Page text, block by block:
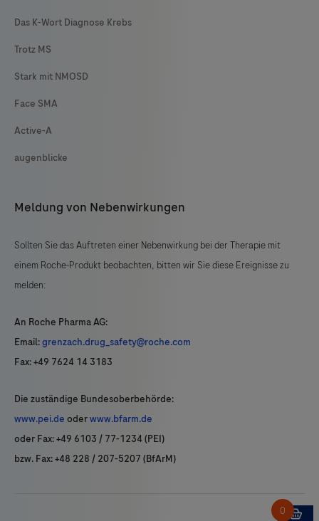
Das K-Wort Diagnose Krebs
Trotz MS
Stark mit NMOSD
Face SMA
Active-A
augenblicke
Meldung von Nebenwirkungen
Sollten Sie das Auftreten einer Nebenwirkung bei der Therapie mit
einem Roche-Produkt beobachten, bitten wir Sie diese Ereignisse zu
melden:
An Roche Pharma AG:
Email:grenzach.drug_safety@roche.com
Fax: +49 7624 14 3183
Die zuständige Bundesoberbehörde:
www.pei.de oderwww.bfarm.de
oder Fax: +49 6103 / 77-1234 (PEI)
bzw. Fax: +48 228 / 207-5207 (BfArM)